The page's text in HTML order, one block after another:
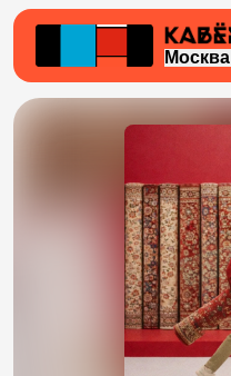
Москва